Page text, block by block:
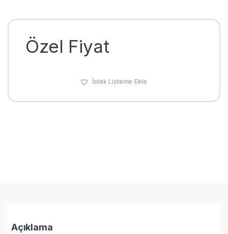
Özel Fiyat
İstek Listeme Ekle
Açıklama